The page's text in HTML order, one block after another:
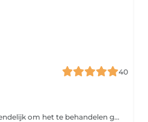
40
Beste klant, Wij vragen u vriendelijk om het te behandelen gebied 24 uur vóór de laserbehandeling te scheren. Zo kunnen we de behandeling veiliger en effectiever uitvoeren.